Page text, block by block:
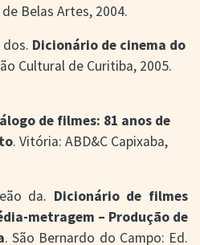
Belas Artes, 2004.
dos. Dicionário de cinema do
Cultural de Curitiba, 2005.
de filmes: 81 anos de
. Vitória: ABD&C Capixaba,
da. Dicionário de filmes
metragem – Produção de
. São Bernardo do Campo: Ed.